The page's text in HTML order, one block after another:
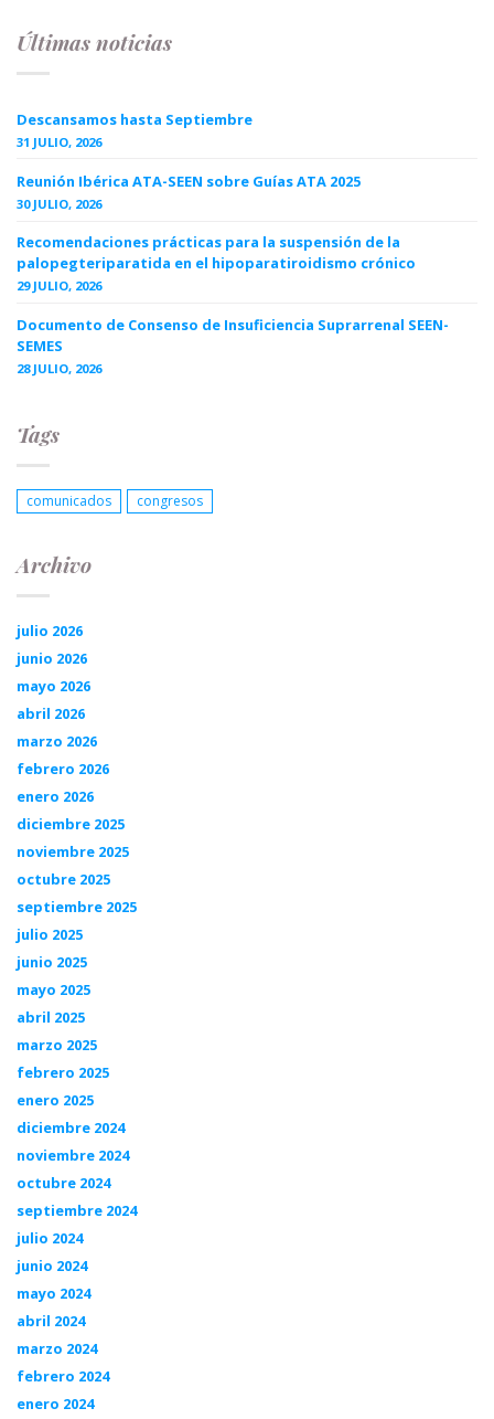
Últimas noticias
Descansamos hasta Septiembre
31 JULIO, 2026
Reunión Ibérica ATA-SEEN sobre Guías ATA 2025
30 JULIO, 2026
Recomendaciones prácticas para la suspensión de la
palopegteriparatida en el hipoparatiroidismo crónico
29 JULIO, 2026
Documento de Consenso de Insuficiencia Suprarrenal SEEN-
SEMES
28 JULIO, 2026
Tags
comunicados congresos
Archivo
julio 2026
junio 2026
mayo 2026
abril 2026
marzo 2026
febrero 2026
enero 2026
diciembre 2025
noviembre 2025
octubre 2025
septiembre 2025
julio 2025
junio 2025
mayo 2025
abril 2025
marzo 2025
febrero 2025
enero 2025
diciembre 2024
noviembre 2024
octubre 2024
septiembre 2024
julio 2024
junio 2024
mayo 2024
abril 2024
marzo 2024
febrero 2024
enero 2024